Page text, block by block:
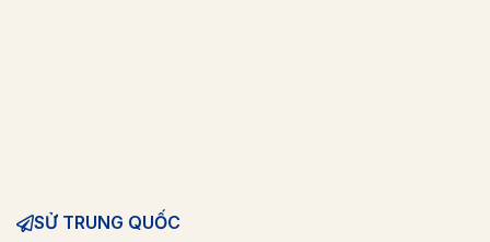
SỬ TRUNG QUỐC